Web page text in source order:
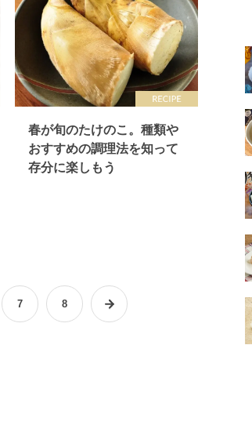
春が旬のたけのこ。種類や
おすすめの調理法を知って
存分に楽しもう
7 8